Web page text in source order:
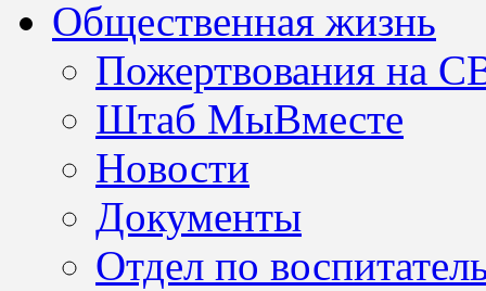
Общественная жизнь
Пожертвования на
Штаб МыВместе
Новости
Документы
Отдел по